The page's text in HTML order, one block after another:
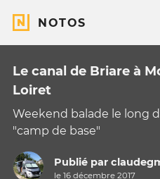
NOTOS
Le canal de Briare à
Loiret
Weekend balade le long
"camp de base"
Publié par
le 16 décembre 2017